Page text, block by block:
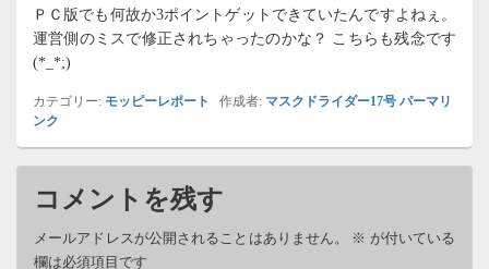
ＰＣ版でも何故か3ポイントゲットできていたんですよねぇ。
運営側のミスで修正されちゃったのかな？ こちらも残念です
(*_*;)
カテゴリー: モッピーレポート 作成者: マスクドライダー17号 パーマリ
ンク
コメントを残す
メールアドレスが公開されることはありません。 ※ が付いている
欄は必須項目です